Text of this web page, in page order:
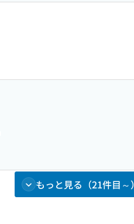
もっと見る（21件目～）